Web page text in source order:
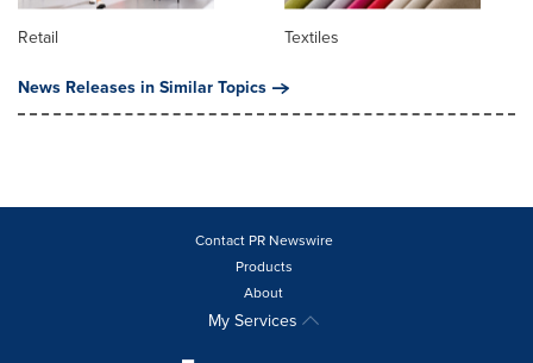
Retail
Textiles
News Releases in Similar Topics
Contact PR Newswire
Products
About
My Services